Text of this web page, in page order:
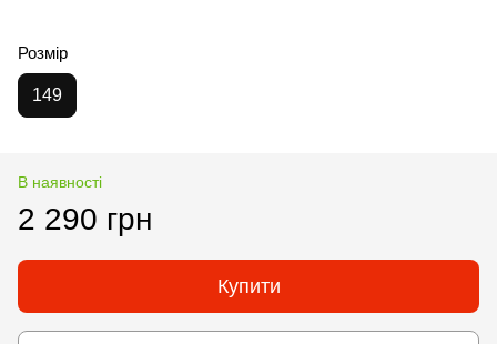
Розмір
149
В наявності
2 290 грн
Купити